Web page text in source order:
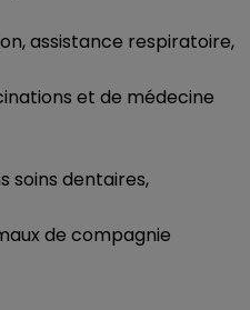
assistance respiratoire,
et de médecine
soins dentaires,
de compagnie